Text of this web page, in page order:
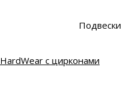
Подвески
с цирконами